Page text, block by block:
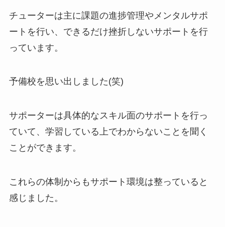
チューターは主に課題の進捗管理やメンタルサポ
ートを行い、できるだけ挫折しないサポートを行
っています。
予備校を思い出しました(笑)
サポーターは具体的なスキル面のサポートを行っ
ていて、学習している上でわからないことを聞く
ことができます。
これらの体制からもサポート環境は整っていると
感じました。